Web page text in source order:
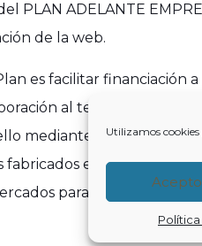
Utilizamos
Acepto
PLAN ADELANTE
de la web.
es facilitar financiación
al tejido
mediante la realización
en la región, la
para alcanzar la